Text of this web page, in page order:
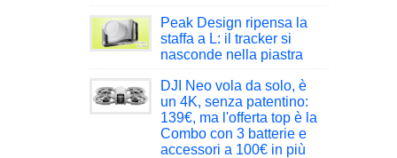
Peak Design ripensa la
staffa a L: il tracker si
nasconde nella piastra
DJI Neo vola da solo, è
un 4K, senza patentino:
139€, ma l'offerta top è la
Combo con 3 batterie e
accessori a 100€ in più